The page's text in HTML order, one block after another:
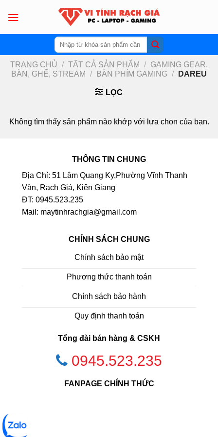
Tìm
kiếm:
TRANG CHỦ / TẤT CẢ SẢN PHẨM /
GAMING GEAR,
BÀN, GHẾ, STREAM
/ BÀN PHÍM GAMING / DAREU
LỌC
Không tìm thấy sản phẩm nào khớp với lựa chọn của bạn.
THÔNG TIN CHUNG
Địa Chỉ: 51 Lâm Quang Ky,Phường Vĩnh Thanh
Vân, Rạch Giá, Kiên Giang
ĐT: 0945.523.235
Mail: maytinhrachgia@gmail.com
CHÍNH SÁCH CHUNG
Chính sách bảo mật
Phương thức thanh toán
Chính sách bảo hành
Quy định thanh toán
Tổng đài bán hàng & CSKH
0945.523.235
FANPAGE CHÍNH THỨC